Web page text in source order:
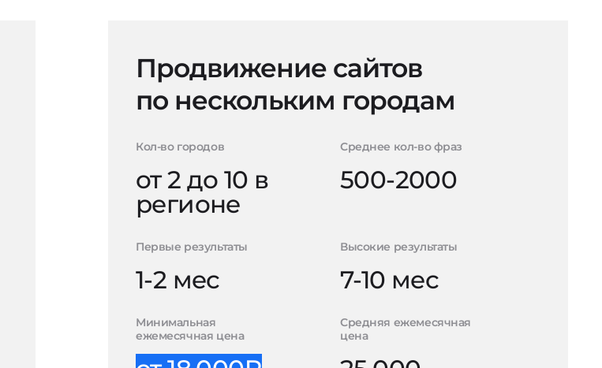
Продвижение сайтов
по нескольким городам
Кол-во городов
от 2 до 10 в
регионе
Среднее кол-во фраз
500-2000
Первые результаты
1-2 мес
Высокие результаты
7-10 мес
Минимальная
ежемесячная цена
Средняя ежемесячная
цена